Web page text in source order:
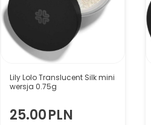
Lily Lolo Translucent Silk mini
wersja 0.75g
25.00PLN